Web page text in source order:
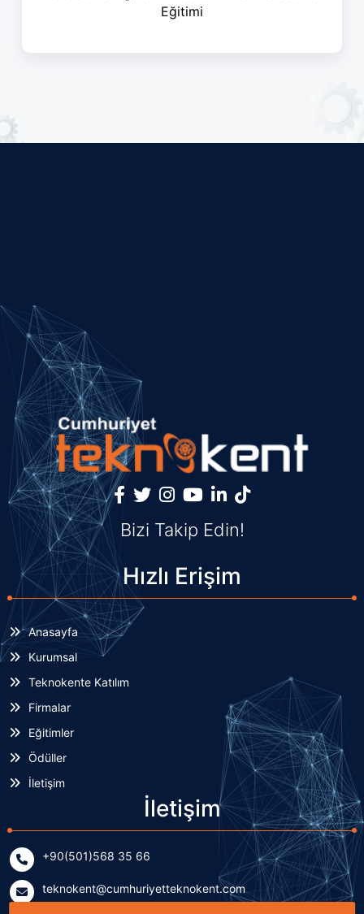
Eğitimi
Bizi Takip Edin!
Hızlı Erişim
Anasayfa
Kurumsal
Teknokente Katılım
Firmalar
Eğitimler
Ödüller
İletişim
İletişim
+90(501)568 35 66
teknokent@cumhuriyetteknokent.com